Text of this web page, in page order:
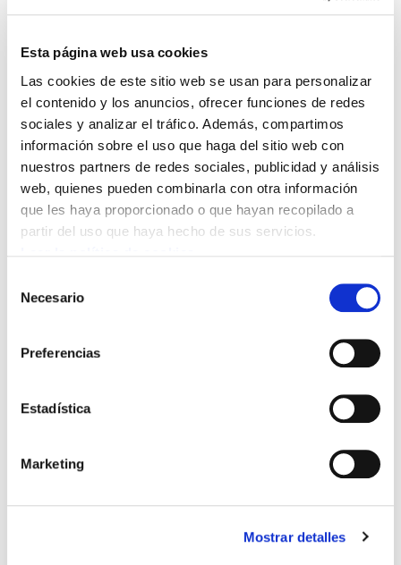
Esta página web usa cookies
Las cookies de este sitio web se usan para personalizar
el contenido y los anuncios, ofrecer funciones de redes
sociales y analizar el tráfico. Además, compartimos
información sobre el uso que haga del sitio web con
nuestros partners de redes sociales, publicidad y análisis
web, quienes pueden combinarla con otra información
que les haya proporcionado o que hayan recopilado a
partir del uso que haya hecho de sus servicios.
Necesario
Preferencias
Estadística
Marketing
Mostrar detalles
Unai dice:
Hemen dago egin genuen tertuliaren bideoa.
https://youtu.be/0DnplXOuLHA
Bertan esan ezin izan zenituenak hemen esan
Puede agregar un comentario llenando el siguiente